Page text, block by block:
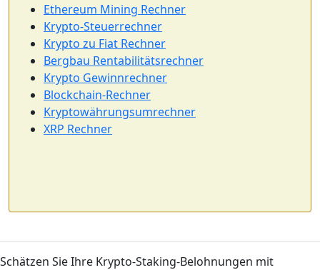
Ethereum Mining Rechner
Krypto-Steuerrechner
Krypto zu Fiat Rechner
Bergbau Rentabilitätsrechner
Krypto Gewinnrechner
Blockchain-Rechner
Kryptowährungsumrechner
XRP Rechner
Schätzen Sie Ihre Krypto-Staking-Belohnungen mit